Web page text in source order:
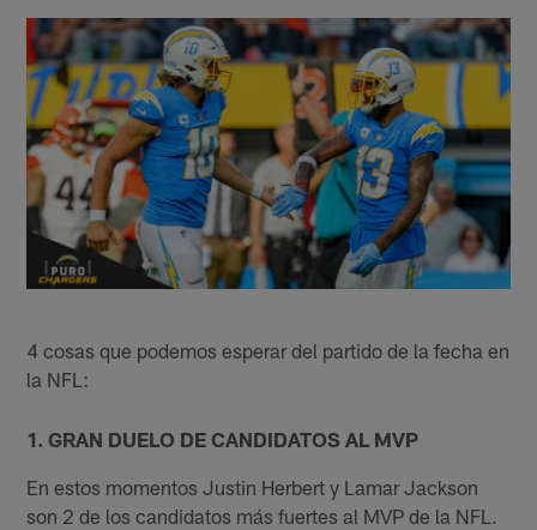
4 cosas que podemos esperar del partido de la fecha en
la NFL:
1. GRAN DUELO DE CANDIDATOS AL MVP
En estos momentos Justin Herbert y Lamar Jackson
son 2 de los candidatos más fuertes al MVP de la NFL.